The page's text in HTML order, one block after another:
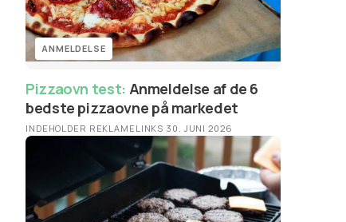
ANMELDELSE
Pizzaovn test:
bedste pizzaovne på markedet
INDEHOLDER REKLAMELINKS·30. JUNI 2026